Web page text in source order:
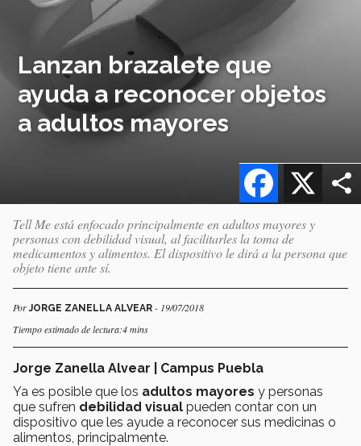
Lanzan brazalete que
ayuda a reconocer objetos
a adultos mayores
X
Facebook
Tell Me está enfocado principalmente en adultos mayores y
personas con debilidad visual, al facilitarles la toma de
medicamentos y alimentos. El dispositivo le dirá a la persona que
objeto tiene ante sí.
PorJORGE ZANELLA ALVEAR - 19/07/2018
Tiempo estimado de lectura:4 mins
Jorge Zanella Alvear | Campus Puebla
Ya es posible que los adultos mayores y personas
que sufren debilidad visual pueden contar con un
dispositivo que les ayude a reconocer sus medicinas o
alimentos, principalmente.